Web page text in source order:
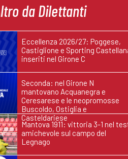
da Dilettanti
Eccellenza 2026/27: Poggese,
Castiglione e Sporting
inseriti nel Girone C
Seconda: nel Girone N
mantovano Acquanegra e
Ceresarese e le neopromosse
Buscoldo, Ostiglia e
Casteldariese
Mantova 1911: vittoria 3-1 nel
amichevole sul campo del
Legnago